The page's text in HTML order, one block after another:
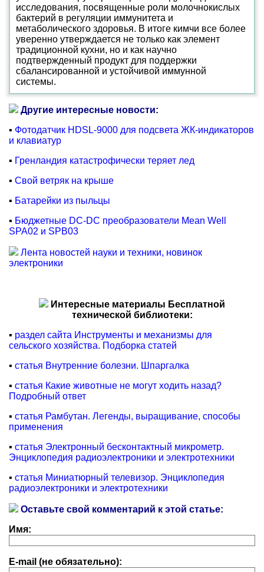
исследования, посвященные роли молочнокислых
бактерий в регуляции иммунитета и
метаболического здоровья. В итоге кимчи все более
уверенно утверждается не только как элемент
традиционной кухни, но и как научно
подтвержденный продукт для поддержки
сбалансированной и устойчивой иммунной
системы.
Другие интересные новости:
▪ Фотодатчик HDSL-9000 для подсвета ЖК-индикаторов
и клавиатур
▪ Гренландия катастрофически теряет лед
▪ Свой ветряк на крыше
▪ Батарейки из пыльцы
▪ Бюджетные DC-DC преобразователи Mean Well
SPA02 и SPB03
Лента новостей науки и техники, новинок
электроники
Интересные материалы Бесплатной
технической библиотеки:
▪ раздел сайта Инструменты и механизмы для
сельского хозяйства. Подборка статей
▪ статья Внутренние болезни. Шпаргалка
▪ статья Какие животные не могут ходить назад?
Подробный ответ
▪ статья Рамбутан. Легенды, выращивание, способы
применения
▪ статья Электронный бесконтактный микрометр.
Энциклопедия радиоэлектроники и электротехники
▪ статья Миниатюрный телевизор. Энциклопедия
радиоэлектроники и электротехники
Оставьте свой комментарий к этой статье:
Имя:
E-mail (не обязательно):